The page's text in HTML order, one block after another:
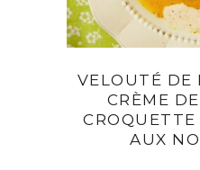
VELOUTÉ DE
CRÈME
AUX